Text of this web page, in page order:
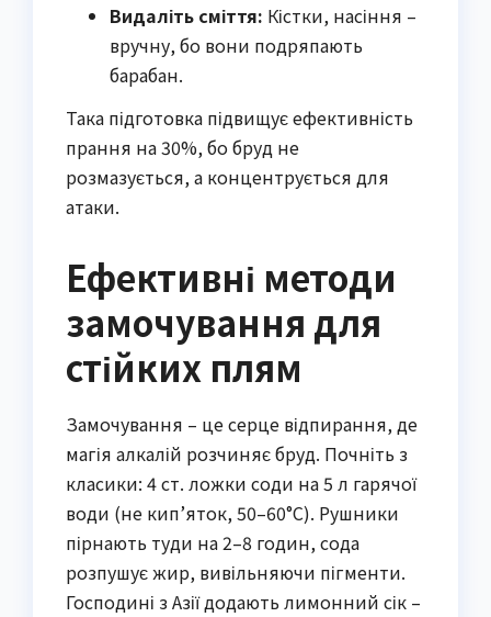
Видаліть сміття: Кістки, насіння –
вручну, бо вони подряпають
барабан.
Така підготовка підвищує ефективність
прання на 30%, бо бруд не
розмазується, а концентрується для
атаки.
Ефективні методи
замочування для
стійких плям
Замочування – це серце відпирання, де
магія алкалій розчиняє бруд. Почніть з
класики: 4 ст. ложки соди на 5 л гарячої
води (не кип’яток, 50–60°C). Рушники
пірнають туди на 2–8 годин, сода
розпушує жир, вивільняючи пігменти.
Господині з Азії додають лимонний сік –